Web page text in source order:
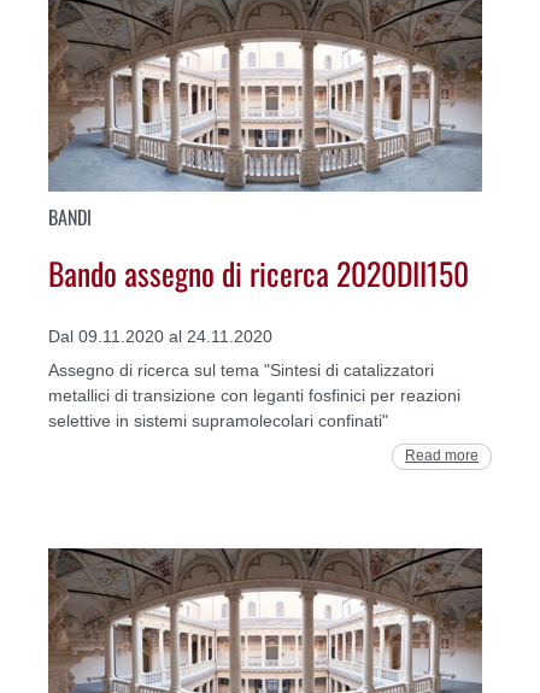
BANDI
Bando assegno di ricerca 2020DII150
Dal 09.11.2020 al 24.11.2020
Assegno di ricerca sul tema "Sintesi di catalizzatori
metallici di transizione con leganti fosfinici per reazioni
selettive in sistemi supramolecolari confinati"
Read more